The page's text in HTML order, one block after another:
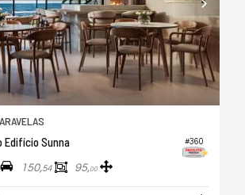
#360
Sunna
150,54 95,00